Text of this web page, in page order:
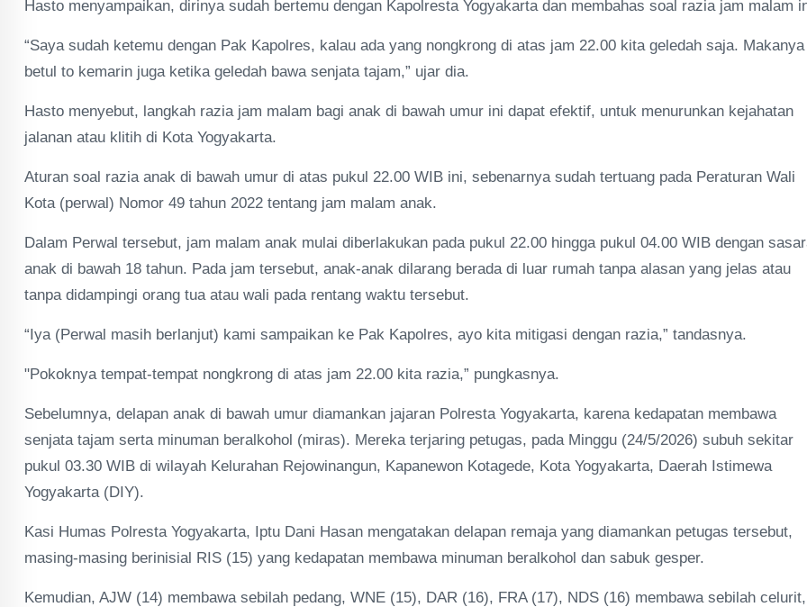
Hasto menyampaikan, dirinya sudah bertemu dengan Kapolresta Yogyakarta dan membahas soal razia jam malam
“Saya sudah ketemu dengan Pak Kapolres, kalau ada yang nongkrong di atas jam 22.00 kita geledah saja. Makanya
betul to kemarin juga ketika geledah bawa senjata tajam,” ujar dia.
Hasto menyebut, langkah razia jam malam bagi anak di bawah umur ini dapat efektif, untuk menurunkan kejahatan
jalanan atau klitih di Kota Yogyakarta.
Aturan soal razia anak di bawah umur di atas pukul 22.00 WIB ini, sebenarnya sudah tertuang pada Peraturan Wali
Kota (perwal) Nomor 49 tahun 2022 tentang jam malam anak.
Dalam Perwal tersebut, jam malam anak mulai diberlakukan pada pukul 22.00 hingga pukul 04.00 WIB dengan
anak di bawah 18 tahun. Pada jam tersebut, anak-anak dilarang berada di luar rumah tanpa alasan yang jelas atau
tanpa didampingi orang tua atau wali pada rentang waktu tersebut.
“Iya (Perwal masih berlanjut) kami sampaikan ke Pak Kapolres, ayo kita mitigasi dengan razia,” tandasnya.
"Pokoknya tempat-tempat nongkrong di atas jam 22.00 kita razia,” pungkasnya.
Sebelumnya, delapan anak di bawah umur diamankan jajaran Polresta Yogyakarta, karena kedapatan membawa
senjata tajam serta minuman beralkohol (miras). Mereka terjaring petugas, pada Minggu (24/5/2026) subuh sekitar
pukul 03.30 WIB di wilayah Kelurahan Rejowinangun, Kapanewon Kotagede, Kota Yogyakarta, Daerah Istimewa
Yogyakarta (DIY).
Kasi Humas Polresta Yogyakarta, Iptu Dani Hasan mengatakan delapan remaja yang diamankan petugas tersebut,
masing-masing berinisial RIS (15) yang kedapatan membawa minuman beralkohol dan sabuk gesper.
Kemudian, AJW (14) membawa sebilah pedang, WNE (15), DAR (16), FRA (17), NDS (16) membawa sebilah celurit,